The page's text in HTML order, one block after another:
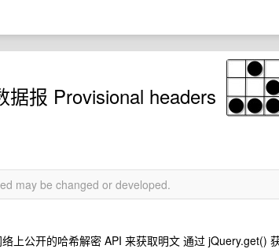
报 Provisional headers
may be changed or developed.
上公开的哈希解密 API 来获取明文 通过 jQuery.get()